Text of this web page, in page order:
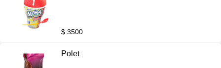
$ 3500
Polet